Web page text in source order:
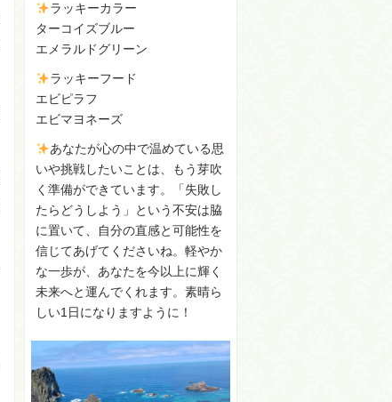
ラッキーカラー
ターコイズブルー
エメラルドグリーン
ラッキーフード
エビピラフ
エビマヨネーズ
あなたが心の中で温めている思
いや挑戦したいことは、もう芽吹
く準備ができています。「失敗し
たらどうしよう」という不安は脇
に置いて、自分の直感と可能性を
信じてあげてくださいね。軽やか
な一歩が、あなたを今以上に輝く
未来へと運んでくれます。素晴ら
しい1日になりますように！